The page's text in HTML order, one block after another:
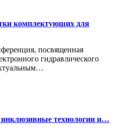
комплектующих для
посвященная
гидравлического
инклюзивные технологии и…